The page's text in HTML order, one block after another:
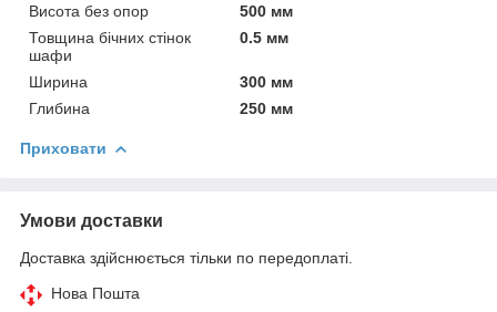
Висота без опор
500 мм
Товщина бічних стінок
шафи
0.5 мм
Ширина
300 мм
Глибина
250 мм
Приховати
Умови доставки
Доставка здійснюється тільки по передоплаті.
Нова Пошта